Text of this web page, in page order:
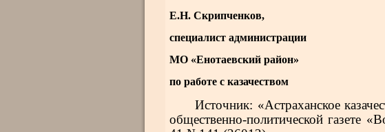
Е.Н. Скрипченков,
специалист администрации
МО «Енотаевский район»
по работе с казачеством
Источник: «Астраханское
общественно-политической газете